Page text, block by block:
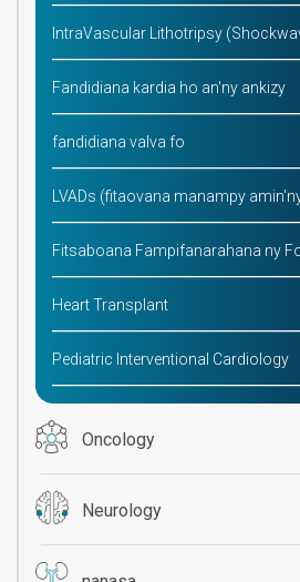
IntraVascular Lithotripsy
Fandidiana kardia ho an'ny ankizy
fandidiana valva fo
LVADs (fitaovana manampy
Fitsaboana Fampifanarahana ny Fo
Heart Transplant
Pediatric Interventional Cardiology
Oncology
Neurology